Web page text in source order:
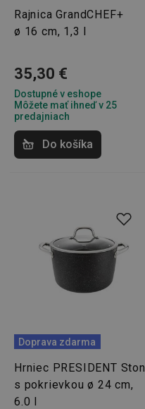
Rajnica GrandCHEF+
ø 16 cm, 1,3 l
35,30 €
Dostupné v eshope
Môžete mať ihneď v 25
predajniach
Do košíka
Doprava zdarma
Hrniec PRESIDENT
s pokrievkou ø 24 cm,
6.0 l
receive-cookie-
cjConsent
udid
Privacy Policy